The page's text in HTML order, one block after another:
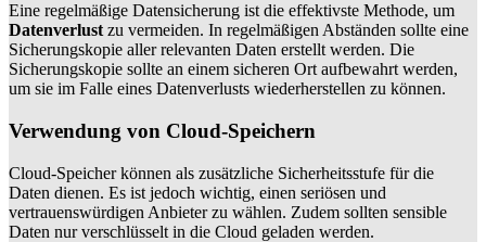
Eine regelmäßige Datensicherung ist die effektivste Methode, um
Datenverlust zu vermeiden. In regelmäßigen Abständen sollte eine
Sicherungskopie aller relevanten Daten erstellt werden. Die
Sicherungskopie sollte an einem sicheren Ort aufbewahrt werden,
um sie im Falle eines Datenverlusts wiederherstellen zu können.
Verwendung von Cloud-Speichern
Cloud-Speicher können als zusätzliche Sicherheitsstufe für die
Daten dienen. Es ist jedoch wichtig, einen seriösen und
vertrauenswürdigen Anbieter zu wählen. Zudem sollten sensible
Daten nur verschlüsselt in die Cloud geladen werden.